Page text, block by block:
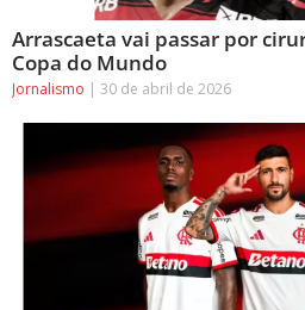
Arrascaeta vai passar por
Copa do Mundo
Jornalismo 30 de abril de 2026